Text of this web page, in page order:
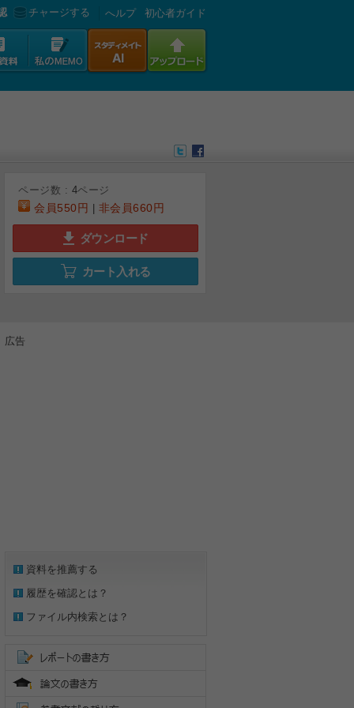
チャージする へルプ 初心者ガイド
ページ数 : 4ページ
会員550円 非会員660円
ダウンロード
カート入れる
広告
資料を推薦する
履歴を確認とは？
ファイル内検索とは？